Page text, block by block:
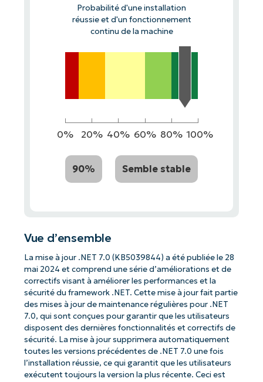
Probabilité d'une installation
réussie et d'un fonctionnement
continu de la machine
0% 20% 40% 60% 80% 100%
90% Semble stable
Vue d’ensemble
La mise à jour .NET 7.0 (KB5039844) a été publiée le 28
mai 2024 et comprend une série d’améliorations et de
correctifs visant à améliorer les performances et la
sécurité du framework .NET. Cette mise à jour fait partie
des mises à jour de maintenance régulières pour .NET
7.0, qui sont conçues pour garantir que les utilisateurs
disposent des dernières fonctionnalités et correctifs de
sécurité. La mise à jour supprimera automatiquement
toutes les versions précédentes de .NET 7.0 une fois
l’installation réussie, ce qui garantit que les utilisateurs
exécutent toujours la version la plus récente. Ceci est